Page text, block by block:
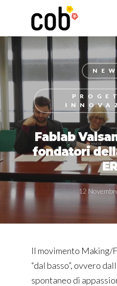
Hit enter to search or
Fablab
fondatori
ER
12
Il movimento Making/
“dal basso”, ovvero
spontaneo di